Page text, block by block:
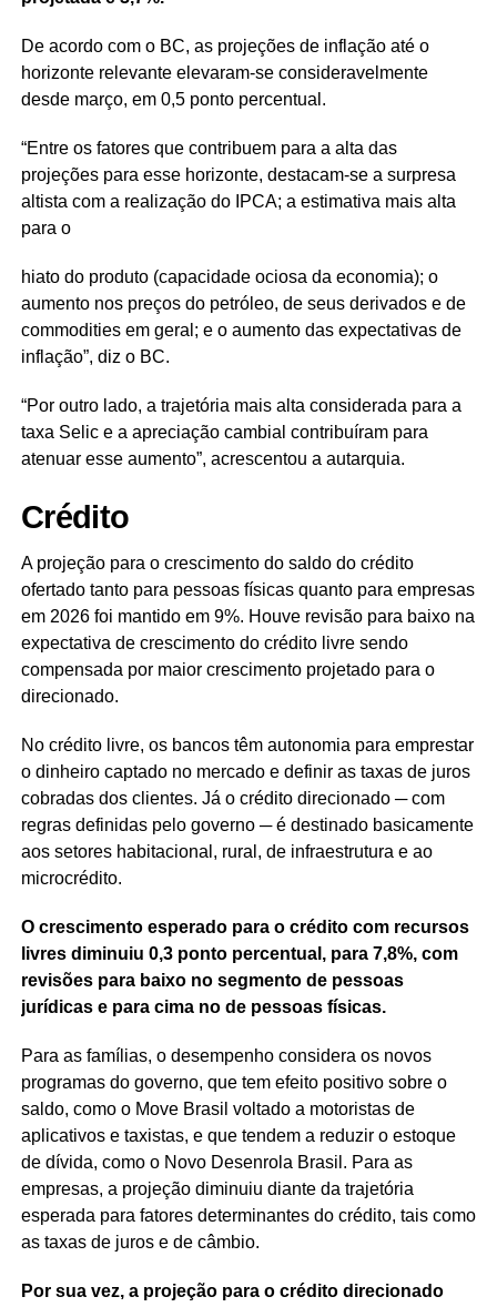
De acordo com o BC, as projeções de inflação até o
horizonte relevante elevaram-se consideravelmente
desde março, em 0,5 ponto percentual.
“Entre os fatores que contribuem para a alta das
projeções para esse horizonte, destacam-se a surpresa
altista com a realização do IPCA; a estimativa mais alta
para o
hiato do produto (capacidade ociosa da economia); o
aumento nos preços do petróleo, de seus derivados e de
commodities em geral; e o aumento das expectativas de
inflação”, diz o BC.
“Por outro lado, a trajetória mais alta considerada para a
taxa Selic e a apreciação cambial contribuíram para
atenuar esse aumento”, acrescentou a autarquia.
Crédito
A projeção para o crescimento do saldo do crédito
ofertado tanto para pessoas físicas quanto para empresas
em 2026 foi mantido em 9%. Houve revisão para baixo na
expectativa de crescimento do crédito livre sendo
compensada por maior crescimento projetado para o
direcionado.
No crédito livre, os bancos têm autonomia para emprestar
o dinheiro captado no mercado e definir as taxas de juros
cobradas dos clientes. Já o crédito direcionado ─ com
regras definidas pelo governo ─ é destinado basicamente
aos setores habitacional, rural, de infraestrutura e ao
microcrédito.
O crescimento esperado para o crédito com recursos
livres diminuiu 0,3 ponto percentual, para 7,8%, com
revisões para baixo no segmento de pessoas
jurídicas e para cima no de pessoas físicas.
Para as famílias, o desempenho considera os novos
programas do governo, que tem efeito positivo sobre o
saldo, como o Move Brasil voltado a motoristas de
aplicativos e taxistas, e que tendem a reduzir o estoque
de dívida, como o Novo Desenrola Brasil. Para as
empresas, a projeção diminuiu diante da trajetória
esperada para fatores determinantes do crédito, tais como
as taxas de juros e de câmbio.
Por sua vez, a projeção para o crédito direcionado